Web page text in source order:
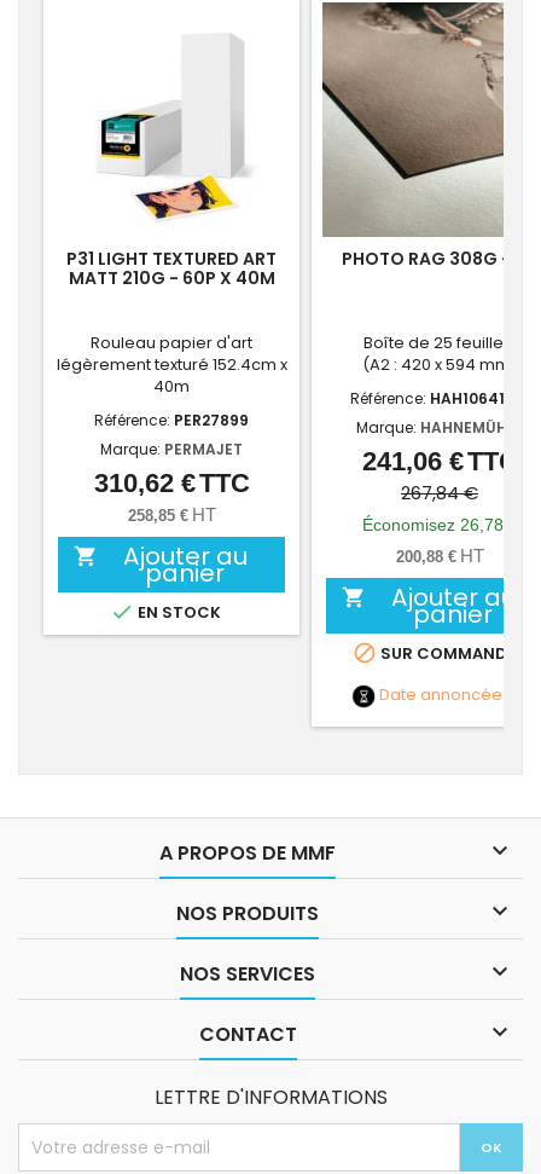
P31 LIGHT TEXTURED ART
MATT 210G - 60P X 40M
Rouleau papier d'art
légèrement texturé 152.4cm x
40m
Référence: PER27899
Marque: PERMAJET
Prix
310,62 €TTC
258,85 € HT
 Ajouter au
panier
 EN STOCK
PHOTO RAG 308G - A2
Boîte de 25 feuilles
(A2 : 420 x 594 mm)
Référence: HAH10641616
Marque: HAHNEMÜHLE
Prix
Prix
de
base
241,06 €TTC
267,84 €
Économisez 26,78 €
200,88 € HT
 Ajouter au
panier
 SUR COMMANDE
Date annoncée
A PROPOS DE MMF 
NOS PRODUITS 
NOS SERVICES 
CONTACT 
LETTRE D'INFORMATIONS